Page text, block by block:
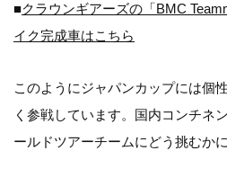
■クラウンギアーズの「BMC
イク完成車はこちら
このようにジャパンカップには個
く参戦しています。国内コンチネ
ールドツアーチームにどう挑むか